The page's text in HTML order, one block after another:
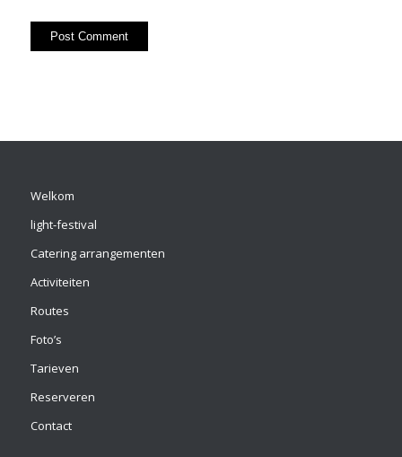
Welkom
light-festival
Catering arrangementen
Activiteiten
Routes
Foto’s
Tarieven
Reserveren
Contact